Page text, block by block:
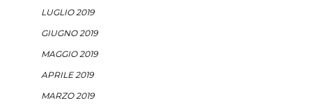
LUGLIO 2019
GIUGNO 2019
MAGGIO 2019
APRILE 2019
MARZO 2019